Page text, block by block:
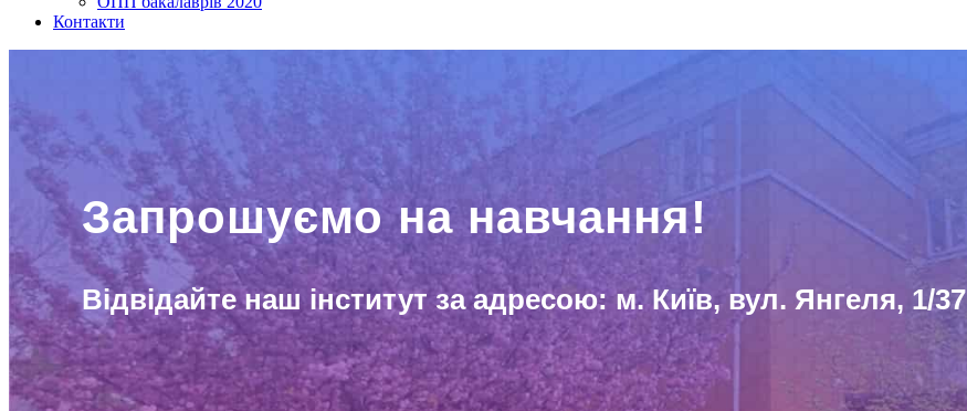
Контакти
Запрошуємо на навчання!
Відвідайте наш інститут за адресою: м. Київ, вул. Янгеля, 1/37